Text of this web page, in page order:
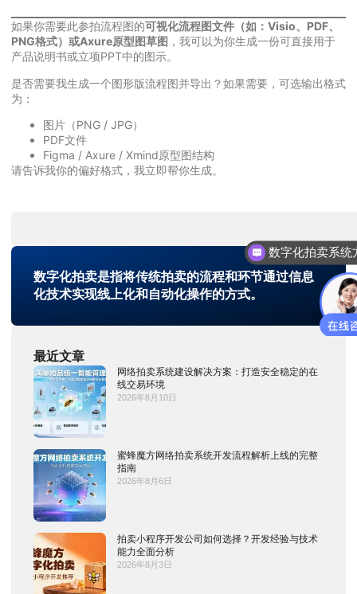
如果你需要此参拍流程图的可视化流程图文件（如：Visio、PDF、
PNG格式）或Axure原型图草图 ，我可以为你生成一份可直接用于
产品说明书或立项PPT中的图示。
是否需要我生成一个图形版流程图并导出？如果需要，可选输出格式
为：
图片（PNG / JPG）
PDF文件
Figma / Axure / Xmind原型图结构
请告诉我你的偏好格式，我立即帮你生成。
数字化拍卖是指将传统拍卖的流程和环节通过信息
化技术实现线上化和自动化操作的方式。
最近文章
网络拍卖系统建设解决方案：打造安全稳定的在
线交易环境
2026年8月10日
蜜蜂魔方网络拍卖系统开发流程解析上线的完整
指南
2026年8月6日
拍卖小程序开发公司如何选择？开发经验与技术
能力全面分析
2026年8月3日
数字化拍卖系统